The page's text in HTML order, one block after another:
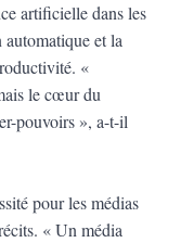
artificielle dans les
et la
«
le cœur du
pouvoirs », a-t-il
pour les médias
« Un média